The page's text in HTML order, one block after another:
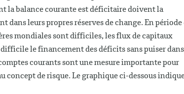
la balance courante est déficitaire doivent la
dans leurs propres réserves de change. En période
mondiales sont difficiles, les flux de capitaux
le financement des déficits sans puiser dans
courants sont une mesure importante pour
concept de risque. Le graphique ci-dessous